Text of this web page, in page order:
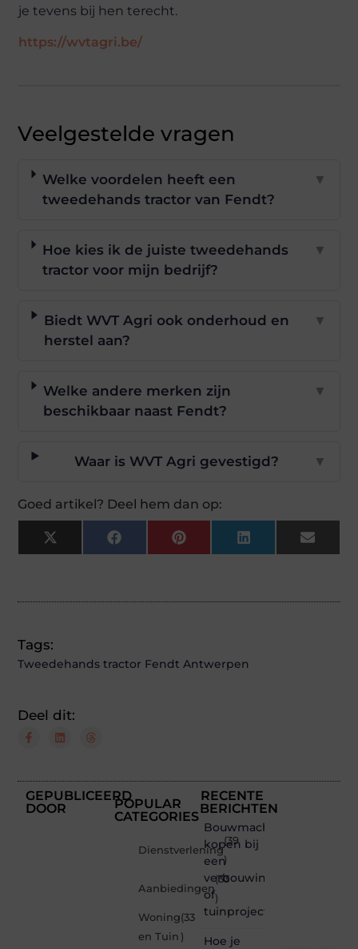
je tevens bij hen terecht.
https://wvtagri.be/
Veelgestelde vragen
Welke voordelen heeft een
tweedehands tractor van Fendt?
▼
Hoe kies ik de juiste tweedehands
tractor voor mijn bedrijf?
▼
Biedt WVT Agri ook onderhoud en
herstel aan?
▼
Welke andere merken zijn
beschikbaar naast Fendt?
▼
Waar is WVT Agri gevestigd? ▼
Goed artikel? Deel hem dan op:
X
(Twitter)
FacebookPinterestLinkedInEmail
Tags:
Tweedehands tractor Fendt Antwerpen
Deel dit:
GEPUBLICEERD
DOOR
POPULAR
CATEGORIES
Dienstverlening
(39
)
Aanbiedingen
(33
)
Woning
en Tuin
(33
)
RECENTE
BERICHTEN
Bouwmachines
kopen bij
een
verbouwing
of
tuinproject
Hoe je